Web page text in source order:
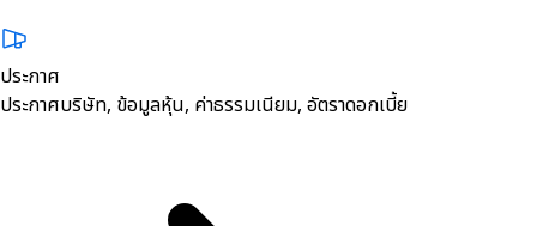
ประกาศ
ประกาศบริษัท, ข้อมูลหุ้น, ค่าธรรมเนียม, อัตราดอกเบี้ย